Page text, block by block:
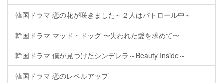
韓国ドラマ 恋の花が咲きました～２人はパトロール中～
韓国ドラマ マッド・ドッグ 〜失われた愛を求めて〜
韓国ドラマ 僕が見つけたシンデレラ～Beauty Inside～
韓国ドラマ 恋のレベルアップ